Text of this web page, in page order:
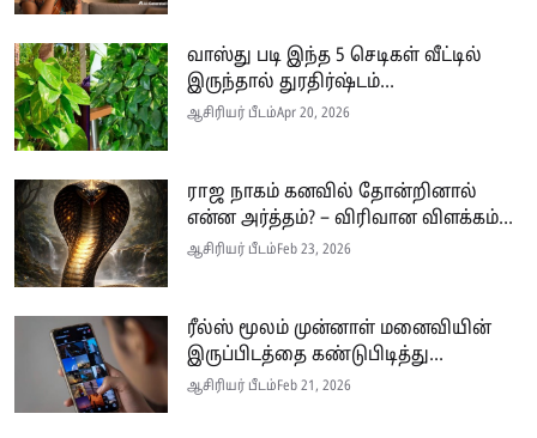
வாஸ்து படி இந்த 5 செடிகள் வீட்டில்
இருந்தால் துரதிர்ஷ்டம்...
ஆசிரியர் பீடம்Apr 20, 2026
ராஜ நாகம் கனவில் தோன்றினால்
என்ன அர்த்தம்? – விரிவான விளக்கம்...
ஆசிரியர் பீடம்Feb 23, 2026
ரீல்ஸ் மூலம் முன்னாள் மனைவியின்
இருப்பிடத்தை கண்டுபிடித்து...
ஆசிரியர் பீடம்Feb 21, 2026